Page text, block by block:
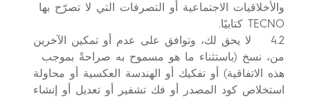
والأخلاقيات الاجتماعية أو التصرفات التي لا تصرّح بها
TECNO كتابيًا.
4.2 لا يحق لك، وتوافق على عدم أو تمكين الآخرين
من، نسخ (باستثناء ما هو مسموح به صراحةً بموجب
هذه الاتفاقية) أو تفكيك أو الهندسة العكسية أو محاولة
استخلاص كود المصدر أو فك تشفير أو تعديل أو إنشاء